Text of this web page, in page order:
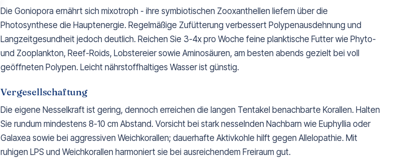
Die Goniopora ernährt sich mixotroph - ihre symbiotischen Zooxanthellen liefern über die
Photosynthese die Hauptenergie. Regelmäßige Zufütterung verbessert Polypenausdehnung und
Langzeitgesundheit jedoch deutlich. Reichen Sie 3-4x pro Woche feine planktische Futter wie Phyto-
und Zooplankton, Reef-Roids, Lobstereier sowie Aminosäuren, am besten abends gezielt bei voll
geöffneten Polypen. Leicht nährstoffhaltiges Wasser ist günstig.
Vergesellschaftung
Die eigene Nesselkraft ist gering, dennoch erreichen die langen Tentakel benachbarte Korallen. Halten
Sie rundum mindestens 8-10 cm Abstand. Vorsicht bei stark nesselnden Nachbarn wie Euphyllia oder
Galaxea sowie bei aggressiven Weichkorallen; dauerhafte Aktivkohle hilft gegen Allelopathie. Mit
ruhigen LPS und Weichkorallen harmoniert sie bei ausreichendem Freiraum gut.